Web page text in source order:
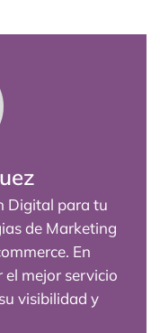
Digital para tu
de Marketing
En
mejor servicio
visibilidad y